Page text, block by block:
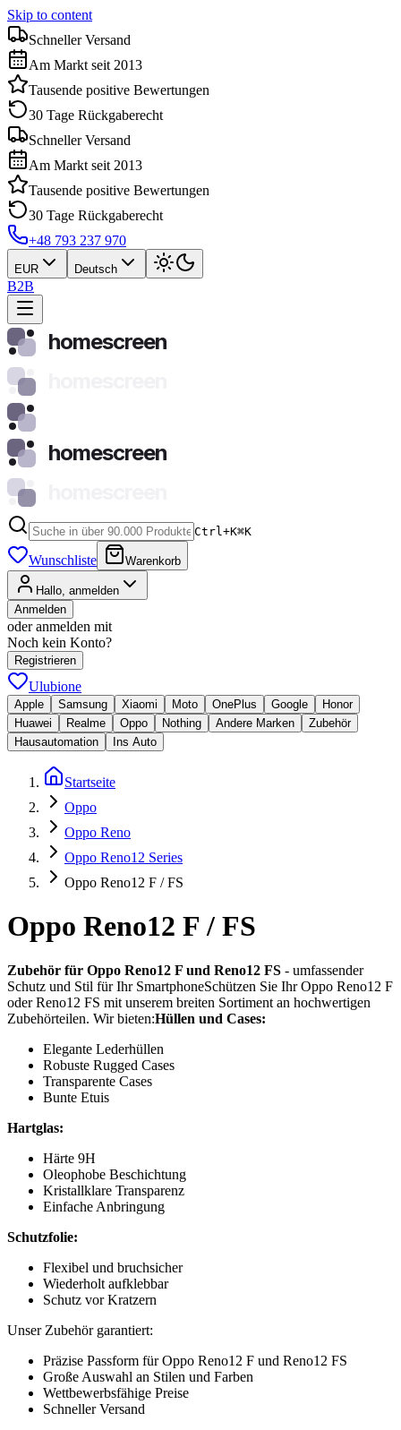
Skip to content
Schneller Versand
Am Markt seit 2013
Tausende positive Bewertungen
30 Tage Rückgaberecht
Schneller Versand
Am Markt seit 2013
Tausende positive Bewertungen
30 Tage Rückgaberecht
+48 793 237 970
EUR Deutsch
B2B
homescreen
homescreen
Ctrl+K⌘K
Wunschliste Warenkorb
Hallo, anmelden
Anmelden
oder anmelden mit
Noch kein Konto?
Registrieren
Ulubione
Apple Samsung Xiaomi Moto OnePlus Google
Honor
Huawei
Realme Oppo Nothing Andere Marken
Zubehör
Hausautomation
Ins Auto
Startseite
Oppo
Oppo Reno
Oppo Reno12 Series
Oppo Reno12 F / FS
Oppo Reno12 F / FS
Zubehör für Oppo Reno12 F und Reno12 FS - umfassender
Schutz und Stil für Ihr SmartphoneSchützen Sie Ihr Oppo Reno12 F
oder Reno12 FS mit unserem breiten Sortiment an hochwertigen
Zubehörteilen. Wir bieten:Hüllen und Cases:
Elegante Lederhüllen
Robuste Rugged Cases
Transparente Cases
Bunte Etuis
Hartglas:
Härte 9H
Oleophobe Beschichtung
Kristallklare Transparenz
Einfache Anbringung
Schutzfolie:
Flexibel und bruchsicher
Wiederholt aufklebbar
Schutz vor Kratzern
Unser Zubehör garantiert:
Präzise Passform für Oppo Reno12 F und Reno12 FS
Große Auswahl an Stilen und Farben
Wettbewerbsfähige Preise
Schneller Versand